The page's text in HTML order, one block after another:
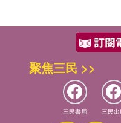
聚焦三民 >>
三民書局 三民出